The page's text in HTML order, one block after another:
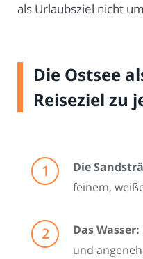
als Urlaubsziel nicht
Die Ostsee
Reiseziel zu
Die
feinem,
Das Wasser:
und